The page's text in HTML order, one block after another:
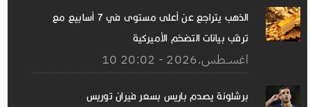
الذهب يتراجع عن أعلى مستوى في 7 أسابيع مع
ترقب بيانات التضخم الأميركية
10 اغســطس.2026 - 20:02
برشلونة يصدم باريس بسعر فيران توريس